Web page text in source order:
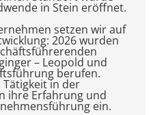
in Stein eröffnet.
setzen wir auf
2026 wurden
– Leopold und
berufen.
in der
ihre Erfahrung und
ein.